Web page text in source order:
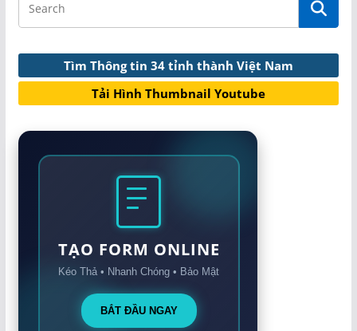
Tìm Thông tin 34 tỉnh thành Việt Nam
Tải Hình Thumbnail Youtube
TẠO FORM ONLINE
Kéo Thả • Nhanh Chóng • Bảo Mật
BẮT ĐẦU NGAY